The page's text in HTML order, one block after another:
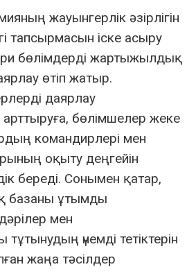
жауынгерлік әзірлігін
тапсырмасын іске асыру
бөлімдерді жартыжылдық
өтіп жатыр.
даярлау
бөлімшелер жеке
командирлері мен
оқыту деңгейін
береді. Сонымен қатар,
базаны ұтымды
мен
үнемді тетіктерін
жаңа тәсілдер